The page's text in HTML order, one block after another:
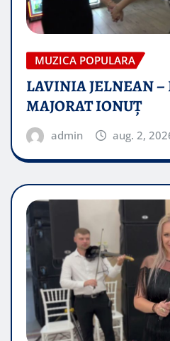
MUZICA POPULARA
LAVINIA JELNEAN –
MAJORAT IONUŢ
admin aug. 2,